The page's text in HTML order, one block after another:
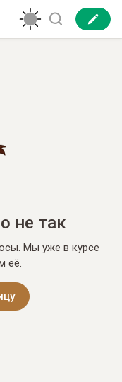
не так
Мы уже в курсе
её.